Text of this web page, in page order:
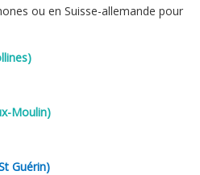
ou en Suisse-allemande pour
Moulin)
Guérin)